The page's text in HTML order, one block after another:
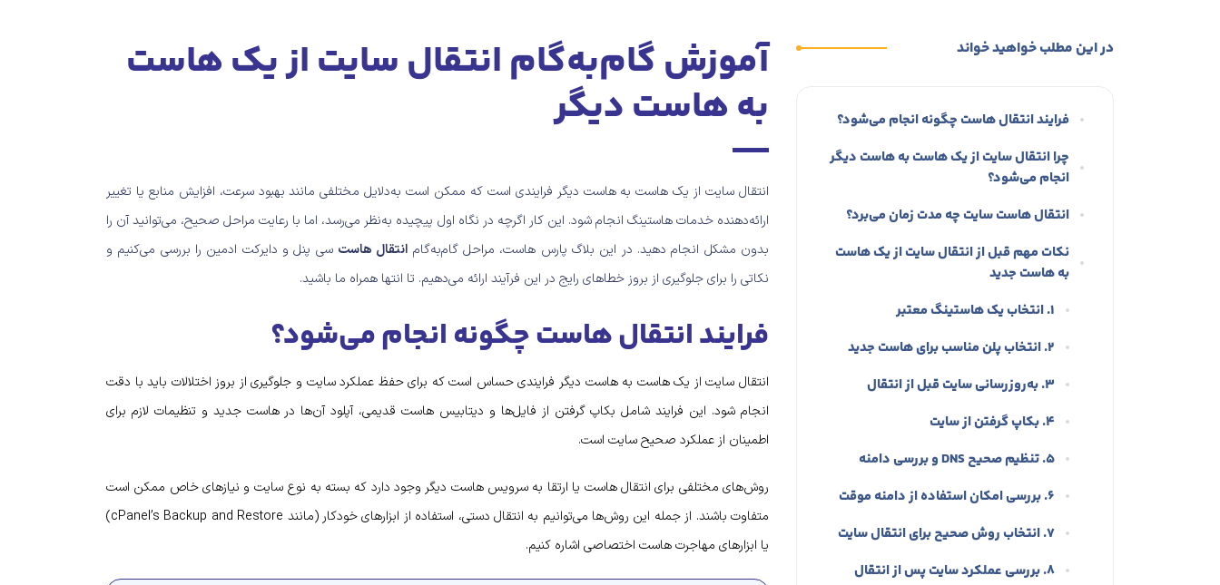
در این مطلب خواهید خواند
فرایند انتقال هاست چگونه انجام می‌شود؟
چرا انتقال سایت از یک هاست به هاست دیگر
انجام می‌شود؟
انتقال هاست سایت چه مدت زمان می‌برد؟
نکات مهم قبل از انتقال سایت از یک هاست
به هاست جدید
۱. انتخاب یک هاستینگ معتبر
۲. انتخاب پلن مناسب برای هاست جدید
۳. به‌روزرسانی سایت قبل از انتقال
۴. بکاپ گرفتن از سایت
۵. تنظیم صحیح DNS و بررسی دامنه
۶. بررسی امکان استفاده از دامنه موقت
۷. انتخاب روش صحیح برای انتقال سایت
۸. بررسی عملکرد سایت پس از انتقال
آموزش گام‌به‌گام انتقال سایت از یک هاست
به هاست دیگر
انتقال سایت از یک هاست به هاست دیگر فرایندی است که ممکن است به‌دلایل مختلفی مانند بهبود سرعت، افزایش منابع یا تغییر
ارائه‌دهنده‌ خدمات هاستینگ انجام شود. این کار اگرچه در نگاه اول پیچیده به‌نظر می‌رسد، اما با رعایت مراحل صحیح، می‌توانید آن را
بدون مشکل انجام دهید. در این بلاگ پارس هاست، مراحل گام‌به‌گام انتقال هاست سی پنل و دایرکت ادمین را بررسی می‌کنیم و
نکاتی را برای جلوگیری از بروز خطاهای رایج در این فرآیند ارائه می‌دهیم. تا انتها همراه ما باشید.
فرایند انتقال هاست چگونه انجام می‌شود؟
انتقال سایت از یک هاست به هاست دیگر فرایندی حساس است که برای حفظ عملکرد سایت و جلوگیری از بروز اختلالات باید با دقت
انجام شود. این فرایند شامل بکاپ گرفتن از فایل‌ها و دیتابیس هاست قدیمی، آپلود آن‌ها در هاست جدید و تنظیمات لازم برای
اطمینان از عملکرد صحیح سایت است.
روش‌های مختلفی برای انتقال هاست یا ارتقا به سرویس هاست دیگر وجود دارد که بسته به نوع سایت و نیازهای خاص ممکن است
متفاوت باشند. از جمله این روش‌ها می‌توانیم به انتقال دستی، استفاده از ابزارهای خودکار (مانند cPanel’s Backup and Restore)
یا ابزارهای مهاجرت هاست اختصاصی اشاره کنیم.